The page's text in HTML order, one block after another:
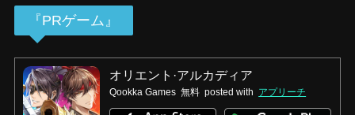
『PRゲーム』
オリエント·アルカディア
Qookka Games 無料 posted with アプリーチ